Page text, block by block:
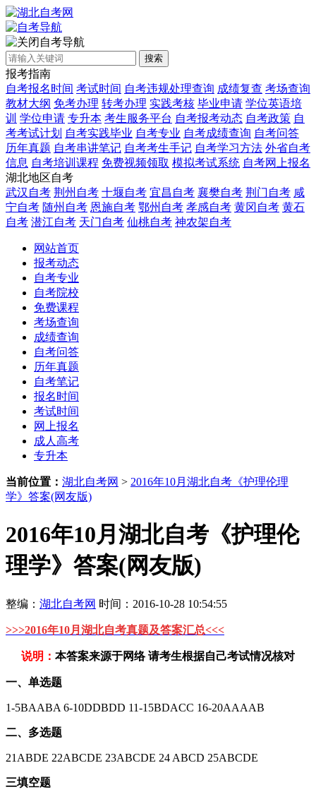
自考导航
搜索
报考指南
自考报名时间 考试时间 自考违规处理查询 成绩复查 考场查询
教材大纲 免考办理 转考办理 实践考核 毕业申请 学位英语培
训 学位申请 专升本 考生服务平台 自考报考动态 自考政策 自
考考试计划 自考实践毕业 自考专业 自考成绩查询 自考问答
历年真题 自考串讲笔记 自考考生手记 自考学习方法 外省自考
信息 自考培训课程 免费视频领取 模拟考试系统 自考网上报名
湖北地区自考
武汉自考 荆州自考 十堰自考 宜昌自考 襄樊自考 荆门自考 咸
宁自考 随州自考 恩施自考 鄂州自考 孝感自考 黄冈自考 黄石
自考 潜江自考 天门自考 仙桃自考 神农架自考
网站首页
报考动态
自考专业
自考院校
免费课程
考场查询
成绩查询
自考问答
历年真题
自考笔记
报名时间
考试时间
网上报名
成人高考
专升本
当前位置： 湖北自考网 > 2016年10月湖北自考《护理伦理
学》答案(网友版)
2016年10月湖北自考《护理伦
理学》答案(网友版)
整编： 湖北自考网 时间：2016-10-28 10:54:55
>>>2016年10月 湖北自考真题及答案汇总<<<
说明： 本答案来源于网络 请考生根据自己考试情况核对
一、单选题
1-5BAABA 6-10DDBDD 11-15BDACC 16-20AAAAB
二、多选题
21ABDE 22ABCDE 23ABCDE 24 ABCD 25ABCDE
三填空题